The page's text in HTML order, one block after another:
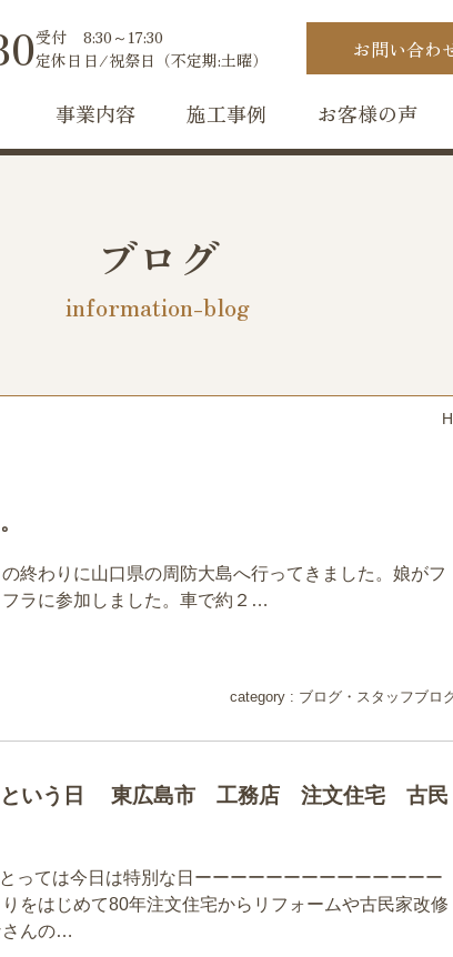
受付
8:30～17:30
定休日 日/祝祭日（不定期:土曜） お問い合わ
事業内容 施工事例 お客様の声
ブログ
information-blog
終わりに山口県の周防大島へ行ってきました。娘がフ
ラに参加しました。車で約２…
category : ブログ・ スタッフブロ
という日 東広島市 工務店 注文住宅 古民
っては今日は特別な日ーーーーーーーーーーーーーー
をはじめて80年注文住宅からリフォームや古民家改修
さんの…